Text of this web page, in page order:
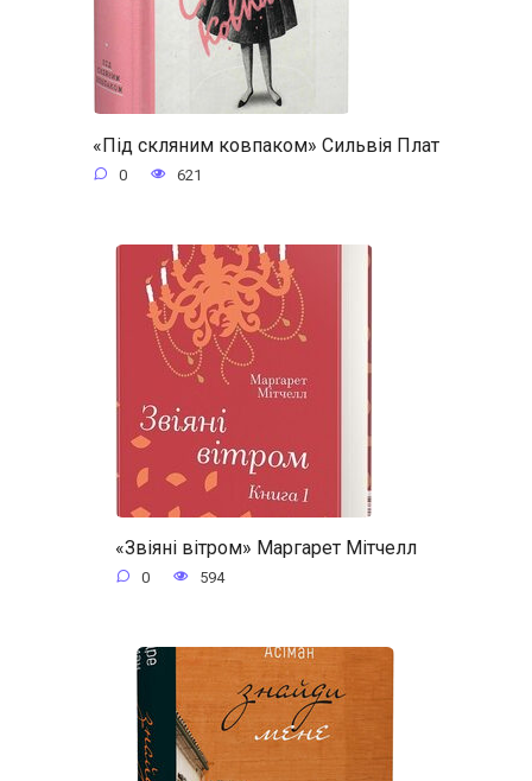
«Під скляним ковпаком» Сильвія Плат
0 621
«Звіяні вітром» Маргарет Мітчелл
0 594